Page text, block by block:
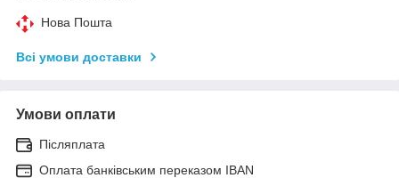
Нова Пошта
Всі умови доставки
Умови оплати
Післяплата
Оплата банківським переказом IBAN